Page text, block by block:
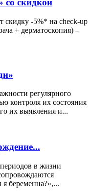
со скидкой
скидку -5%* на check-up
+ дерматоскопия) –
регулярного
контроля их состояния
их выявления и...
в жизни
беременна?»,...